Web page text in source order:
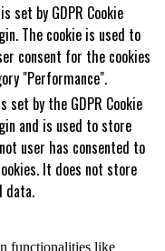
set by GDPR Cookie
The cookie is used to
consent for the cookies
"Performance".
set by the GDPR Cookie
and is used to store
user has consented to
It does not store
data.
functionalities like